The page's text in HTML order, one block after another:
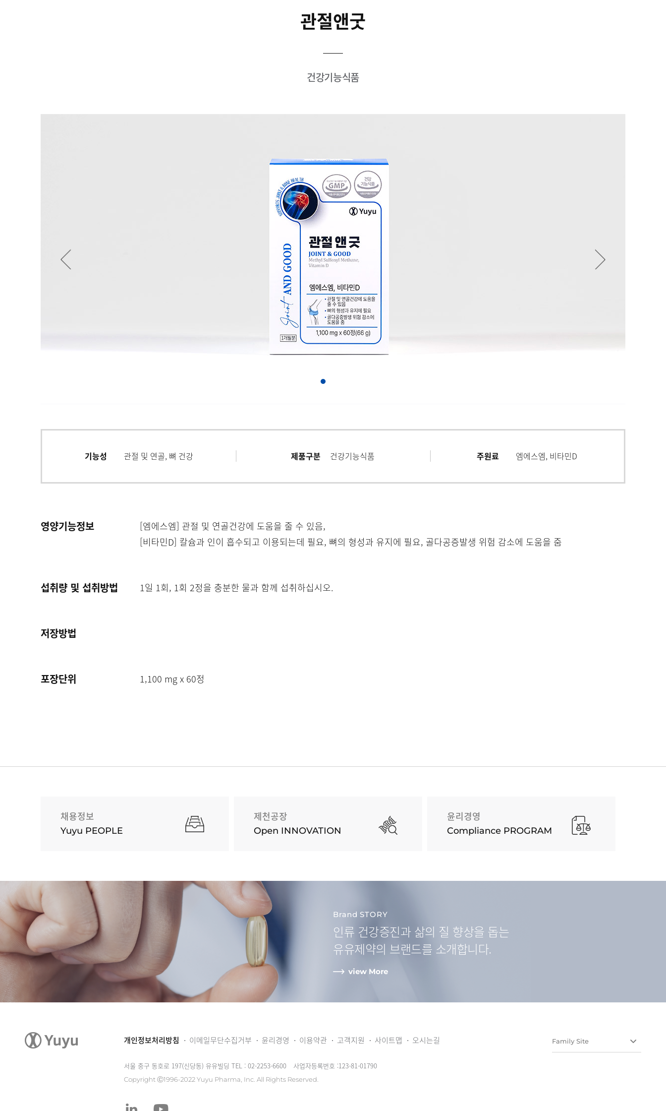
관절앤굿
건강기능식품
기능성 관절 및 연골, 뼈 건강 제품구분 건강기능식품 주원료 엠에스엠, 비타민D
영양기능정보
[엠에스엠] 관절 및 연골건강에 도움을 줄 수 있음,
[비타민D] 칼슘과 인이 흡수되고 이용되는데 필요, 뼈의 형성과 유지에 필요, 골다공증발생 위험 감소에 도움을 줌
섭취량 및 섭취방법 1일 1회, 1회 2정을 충분한 물과 함께 섭취하십시오.
저장방법
포장단위 1,100 mg x 60정
채용정보
Yuyu PEOPLE
제천공장
Open INNOVATION
윤리경영
Compliance PROGRAM
Brand STORY
인류 건강증진과삶의 질 향상을 돕는
유유제약의 브랜드를 소개합니다.
view More
개인정보처리방침 이메일무단수집거부 윤리경영 이용약관 고객지원 사이트맵 오시는길
서울 중구 동호로 197(신당동) 유유빌딩 TEL : 02-2253-6600 사업자등록번호 :123-81-01790
Copyright Ⓒ1996-2022 Yuyu Pharma, Inc. All Rights Reserved.
Family Site